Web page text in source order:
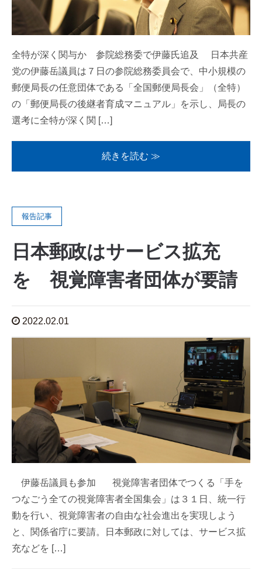
全特が深く関与か 参院総務委で伊藤氏追及 日本共産
党の伊藤岳議員は７日の参院総務委員会で、中小規模の
郵便局長の任意団体である「全国郵便局長会」（全特）
の「郵便局長の後継者育成マニュアル」を示し、局長の
選考に全特が深く関 […]
続きを読む ≫
報告記事
日本郵政はサービス拡充
を 視覚障害者団体が要請
2022.02.01
伊藤岳議員も参加 視覚障害者団体でつくる「手を
つなごう全ての視覚障害者全国集会」は３１日、統一行
動を行い、視覚障害者の自由な社会進出を実現しよう
と、関係省庁に要請。日本郵政に対しては、サービス拡
充などを […]